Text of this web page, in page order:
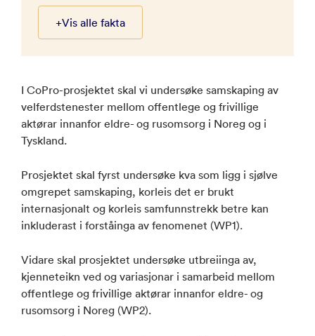
+Vis alle fakta
I CoPro-prosjektet skal vi undersøke samskaping av
velferdstenester mellom offentlege og frivillige
aktørar innanfor eldre- og rusomsorg i Noreg og i
Tyskland.
Prosjektet skal fyrst undersøke kva som ligg i sjølve
omgrepet samskaping, korleis det er brukt
internasjonalt og korleis samfunnstrekk betre kan
inkluderast i forståinga av fenomenet (WP1).
Vidare skal prosjektet undersøke utbreiinga av,
kjenneteikn ved og variasjonar i samarbeid mellom
offentlege og frivillige aktørar innanfor eldre- og
rusomsorg i Noreg (WP2).